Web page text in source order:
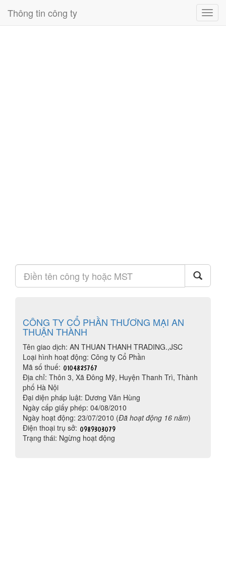
Thông tin công ty
CÔNG TY CỔ PHẦN THƯƠNG MẠI AN
THUẬN THÀNH
Tên giao dịch: AN THUAN THANH TRADING.,JSC
Loại hình hoạt động: Công ty Cổ Phần
Mã số thuế:
Địa chỉ: Thôn 3, Xã Đông Mỹ, Huyện Thanh Trì, Thành
phố Hà Nội
Đại diện pháp luật: Dương Văn Hùng
Ngày cấp giấy phép: 04/08/2010
Ngày hoạt động: 23/07/2010 (Đã hoạt động 16 năm)
Điện thoại trụ sở:
Trạng thái: Ngừng hoạt động